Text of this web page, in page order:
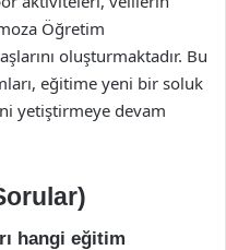
Öğretim
oluşturmaktadır. Bu
eğitime yeni bir soluk
yetiştirmeye devam
hangi eğitim